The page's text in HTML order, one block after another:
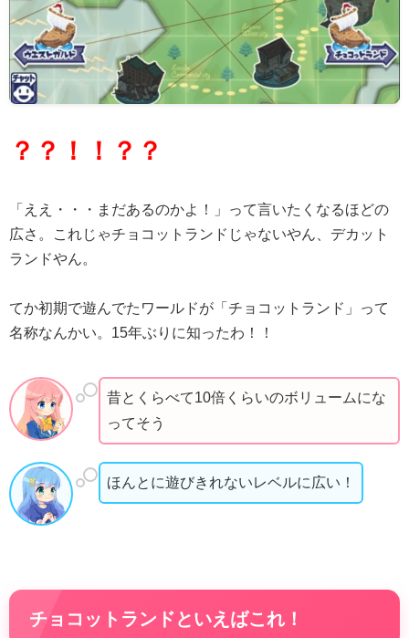
？？！！？？
「ええ・・・まだあるのかよ！」って言いたくなるほどの
広さ。これじゃチョコットランドじゃないやん、デカット
ランドやん。
てか初期で遊んでたワールドが「チョコットランド」って
名称なんかい。15年ぶりに知ったわ！！
昔とくらべて10倍くらいのボリュームにな
ってそう
ほんとに遊びきれないレベルに広い！
チョコットランドといえばこれ！